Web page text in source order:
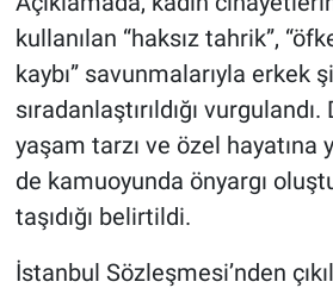
kullanılan “haksız tahrik”,
kaybı” savunmalarıyla erkek
sıradanlaştırıldığı vurgulandı.
yaşam tarzı ve özel hayatına
de kamuoyunda önyargı
taşıdığı belirtildi.
İstanbul Sözleşmesi’nden